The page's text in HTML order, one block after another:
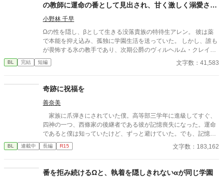
の教師に運命の番として見出され、甘く激しく溺愛され
ています
小野林 千早
Ωの性を隠し、βとして生きる没落貴族の特待生アレン。 彼は薬
で本能を抑え込み、孤独に学園生活を送っていた。 しかし、誰も
が畏怖する氷の教手であり、次期公爵のヴィルヘルム・クレイグ
と出会ったことで運命は一変する。 抗体ができてしまった薬。 限
界を迎える身体。 秘密を知られれば全てを失うはずだった。 だ
用で甘い絶対的な庇護だった。 「君の全てを守りたい」 身分差と
陰謀が渦巻く学園で、運命の番に惹かれ合う二人の、甘く切ない
溺愛ファンタジー。
BL 完結 短編 文字数：41,583
奇跡に祝福を
善奈美
家族に爪弾きにされていた僕。高等部三学年に進級してすぐ、
四神の一つ、西條家の後継者である彼が記憶喪失になった。運命
であると僕は知っていたけど、ずっと避けていた。でも、記憶が
なくなったことで僕は彼と過ごすことになった。でも、記憶が戻
ったら終わり、そんな関係だった。 ※不定期更新になります。
BL 連載中 長編 R15 文字数：183,162
番を拒み続けるΩと、執着を隠しきれないαが同じ学園